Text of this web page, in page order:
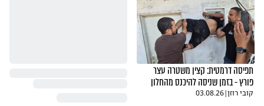
תפיסה דרמטית: קצין משטרה עצר
פורץ - בזמן שניסה להיכנס מהחלון
קובי רוזן|
03.08.26